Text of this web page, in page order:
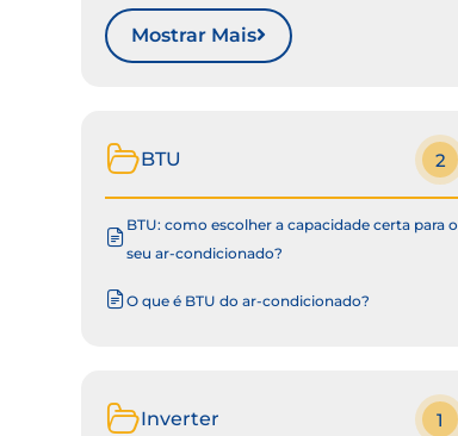
Mostrar Mais
BTU 2
BTU: como escolher a capacidade certa para o
seu ar-condicionado?
O que é BTU do ar-condicionado?
Inverter 1